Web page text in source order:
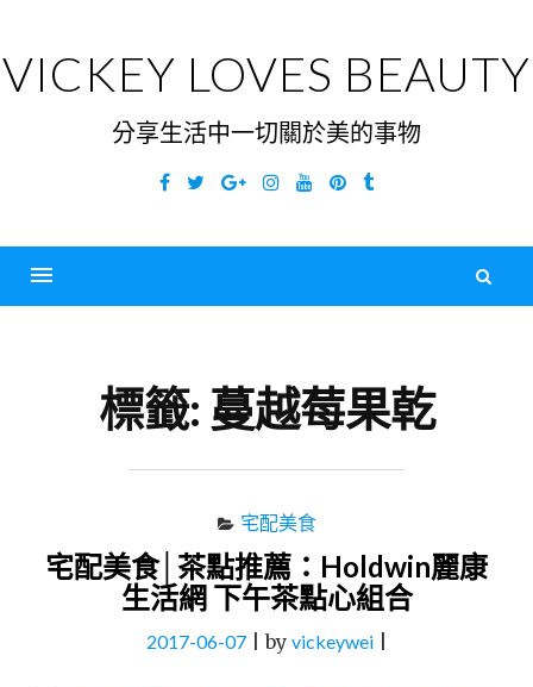
content
VICKEY LOVES BEAUTY
分享生活中一切關於美的事物
Facebook
TwitterGoogleInstagramYouTubePinterest
Tumblr
標籤: 蔓越莓果乾
宅配美食
宅配美食│茶點推薦：Holdwin麗康
生活網 下午茶點心組合
2017-06-07|by vickeywei|